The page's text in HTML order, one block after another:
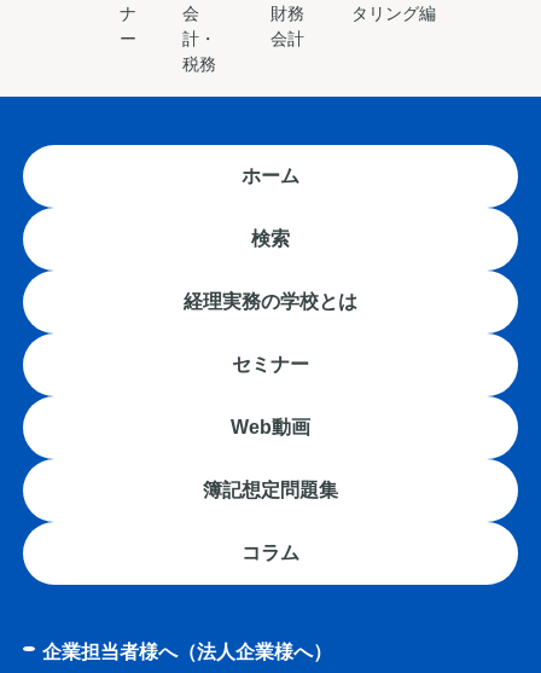
ナ
ー
会
計・
税務
財務
会計
タリング編
ホーム
検索
経理実務の学校とは
セミナー
Web動画
簿記想定問題集
コラム
企業担当者様へ（法人企業様へ）